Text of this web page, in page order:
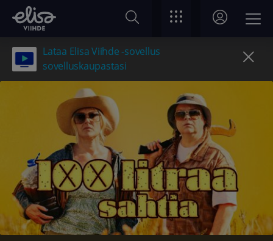
Lataa Elisa Viihde -sovellus
sovelluskaupastasi